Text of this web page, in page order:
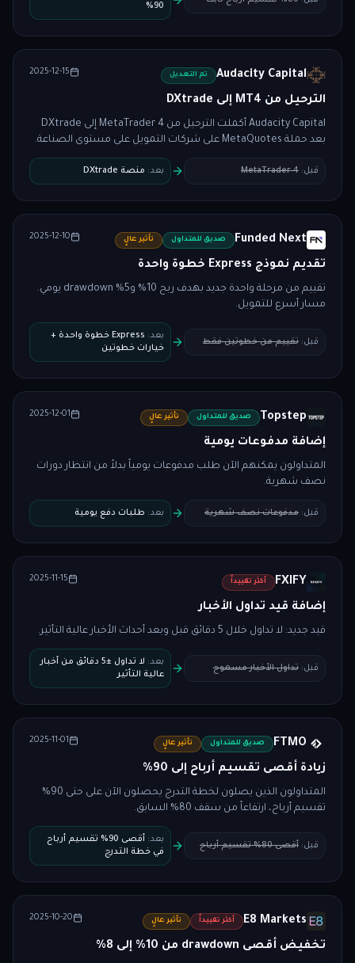
90%
Audacity Capital تم التعديل 2025-12-15
الترحيل من MT4 إلى DXtrade
Audacity Capital أكملت الترحيل من MetaTrader 4 إلى DXtrade
بعد حملة MetaQuotes على شركات التمويل على مستوى الصناعة.
قبل:
MetaTrader 4 بعد: منصة DXtrade
Funded Next صديق للمتداول تأثير عالٍ 2025-12-10
تقديم نموذج Express خطوة واحدة
تقييم من مرحلة واحدة جديد بهدف ربح 10% و5% drawdown يومي.
مسار أسرع للتمويل.
قبل: تقييم من خطوتين فقط
بعد:
Express خطوة واحدة +
خيارات خطوتين
Topstep صديق للمتداول تأثير عالٍ 2025-12-01
إضافة مدفوعات يومية
المتداولون يمكنهم الآن طلب مدفوعات يومياً بدلاً من انتظار دورات
نصف شهرية.
قبل: مدفوعات نصف شهرية بعد: طلبات دفع يومية
FXIFY أكثر تقييداً 2025-11-15
إضافة قيد تداول الأخبار
قيد جديد: لا تداول خلال 5 دقائق قبل وبعد أحداث الأخبار عالية التأثير.
قبل: تداول الأخبار مسموح
بعد:
لا تداول ±5 دقائق من أخبار
عالية التأثير
FTMO صديق للمتداول تأثير عالٍ 2025-11-01
زيادة أقصى تقسيم أرباح إلى 90%
المتداولون الذين يصلون لخطة التدرج يحصلون الآن على حتى 90%
تقسيم أرباح، ارتفاعاً من سقف 80% السابق.
قبل: أقصى 80% تقسيم أرباح
بعد:
أقصى 90% تقسيم أرباح
في خطة التدرج
E8 Markets أكثر تقييداً تأثير عالٍ 2025-10-20
تخفيض أقصى drawdown من 10% إلى 8%